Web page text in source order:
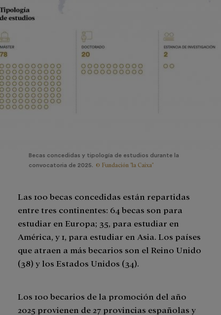
Becas concedidas y tipología de estudios durante la
convocatoria de 2025. © Fundación "la Caixa"
Las 100 becas concedidas están repartidas
entre tres continentes: 64 becas son para
estudiar en Europa; 35, para estudiar en
América, y 1, para estudiar en Asia. Los países
que atraen a más becarios son el Reino Unido
(38) y los Estados Unidos (34).
Los 100 becarios de la promoción del año
2025 provienen de 27 provincias españolas y